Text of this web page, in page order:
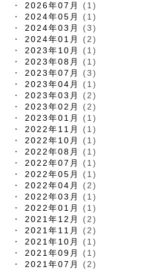
2026年07月
(1)
2024年05月
(1)
2024年03月
(3)
2024年01月
(2)
2023年10月
(1)
2023年08月
(1)
2023年07月
(3)
2023年04月
(1)
2023年03月
(2)
2023年02月
(2)
2023年01月
(1)
2022年11月
(1)
2022年10月
(1)
2022年08月
(1)
2022年07月
(1)
2022年05月
(1)
2022年04月
(2)
2022年03月
(1)
2022年01月
(1)
2021年12月
(2)
2021年11月
(2)
2021年10月
(1)
2021年09月
(1)
2021年07月
(2)